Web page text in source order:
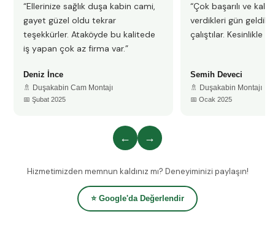
“Ellerinize sağlık duşa kabin cami,
gayet güzel oldu tekrar
teşekkürler. Ataköyde bu kalitede
iş yapan çok az firma var.”
Deniz İnce
🚿 Duşakabin Cam Montajı
📅 Şubat 2025
“Çok başarılı ve
verdikleri gün
çalıştılar. Kesinlikle
Semih Deveci
🚿 Duşakabin Montajı
📅 Ocak 2025
← →
Hizmetimizden memnun kaldınız mı? Deneyiminizi paylaşın!
⭐ Google'da Değerlendir